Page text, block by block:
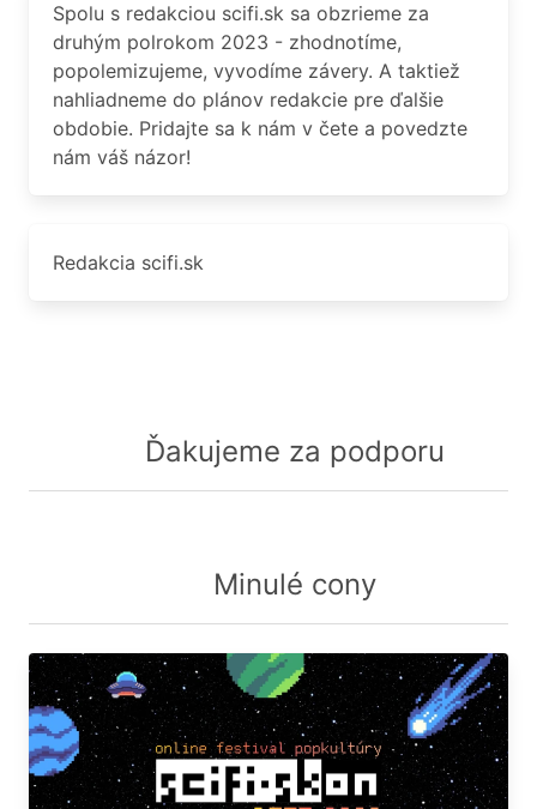
Spolu s redakciou scifi.sk sa obzrieme za
druhým polrokom 2023 - zhodnotíme,
popolemizujeme, vyvodíme závery. A taktiež
nahliadneme do plánov redakcie pre ďalšie
obdobie. Pridajte sa k nám v čete a povedzte
nám váš názor!
Redakcia scifi.sk
Ďakujeme za podporu
Minulé cony